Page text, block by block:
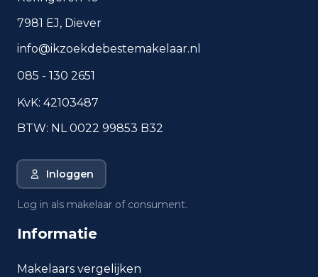
Veelgestelde vragen over
wonen in Luyksgestel
plaatscijfers, handig voor een snelle
Hoeveel inwoners heeft
Wat is de gemiddelde WOZ-
Wat is het gemiddelde
Luyksgestel?
7981 EJ, Diever
info@ikzoekdebestemakelaar.nl
085 - 130 2651
KvK: 42103487
BTW: NL 0022 99853 B32
Inloggen
Log in als makelaar of consument.
Informatie
Makelaars vergelijken